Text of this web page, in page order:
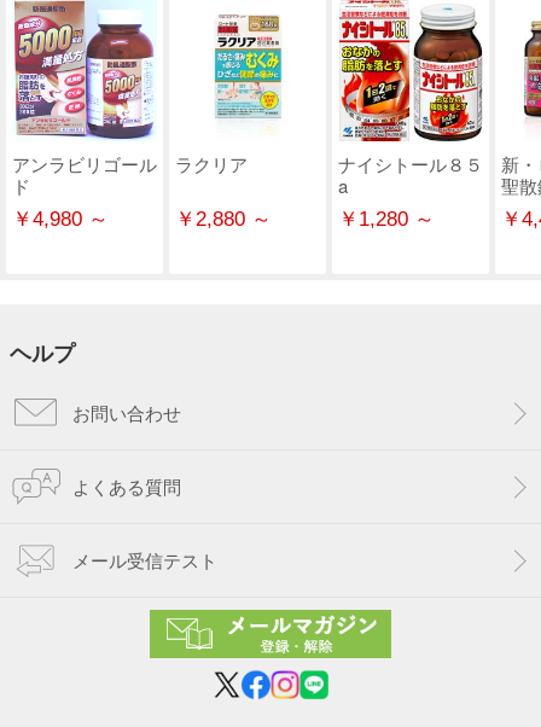
アンラビリゴール
ド
￥4,980 ～
ラクリア
￥2,880 ～
ナイシトール８５
a
￥1,280 ～
新
聖
￥
ヘルプ
お問い合わせ
よくある質問
メール受信テスト